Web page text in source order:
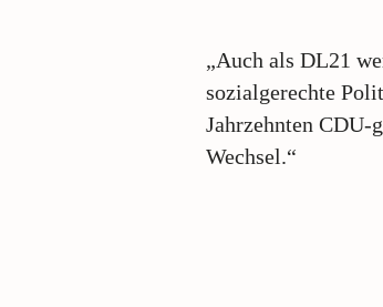
„Auch als DL21
sozialgerechte
Jahrzehnten CDU-
Wechsel.“